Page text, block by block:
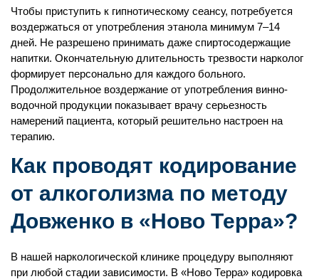
Чтобы приступить к гипнотическому сеансу, потребуется
воздержаться от употребления этанола минимум 7–14
дней. Не разрешено принимать даже спиртосодержащие
напитки. Окончательную длительность трезвости нарколог
формирует персонально для каждого больного.
Продолжительное воздержание от употребления винно-
водочной продукции показывает врачу серьезность
намерений пациента, который решительно настроен на
терапию.
Как проводят кодирование
от алкоголизма по методу
Довженко в «Ново Терра»?
В нашей наркологической клинике процедуру выполняют
при любой стадии зависимости. В «Ново Терра» кодировка